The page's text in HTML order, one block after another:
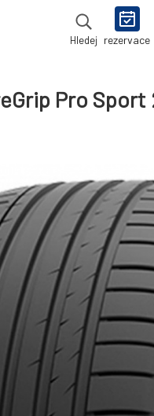
Hledej rezervace
Pro Sport